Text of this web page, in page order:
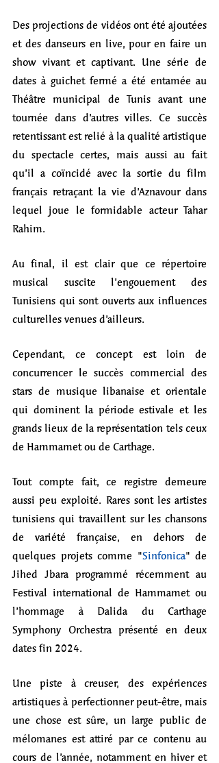
Des projections de vidéos ont été ajoutées
et des danseurs en live, pour en faire un
show vivant et captivant. Une série de
dates à guichet fermé a été entamée au
Théâtre municipal de Tunis avant une
tournée dans d’autres villes. Ce succès
retentissant est relié à la qualité artistique
du spectacle certes, mais aussi au fait
qu’il a coïncidé avec la sortie du film
français retraçant la vie d’Aznavour dans
lequel joue le formidable acteur Tahar
Rahim.
Au final, il est clair que ce répertoire
musical suscite l’engouement des
Tunisiens qui sont ouverts aux influences
culturelles venues d’ailleurs.
Cependant, ce concept est loin de
concurrencer le succès commercial des
stars de musique libanaise et orientale
qui dominent la période estivale et les
grands lieux de la représentation tels ceux
de Hammamet ou de Carthage.
Tout compte fait, ce registre demeure
aussi peu exploité. Rares sont les artistes
tunisiens qui travaillent sur les chansons
de variété française, en dehors de
quelques projets comme "Sinfonica" de
Jihed Jbara programmé récemment au
Festival international de Hammamet ou
l’hommage à Dalida du Carthage
Symphony Orchestra présenté en deux
dates fin 2024.
Une piste à creuser, des expériences
artistiques à perfectionner peut-être, mais
une chose est sûre, un large public de
mélomanes est attiré par ce contenu au
cours de l’année, notamment en hiver et